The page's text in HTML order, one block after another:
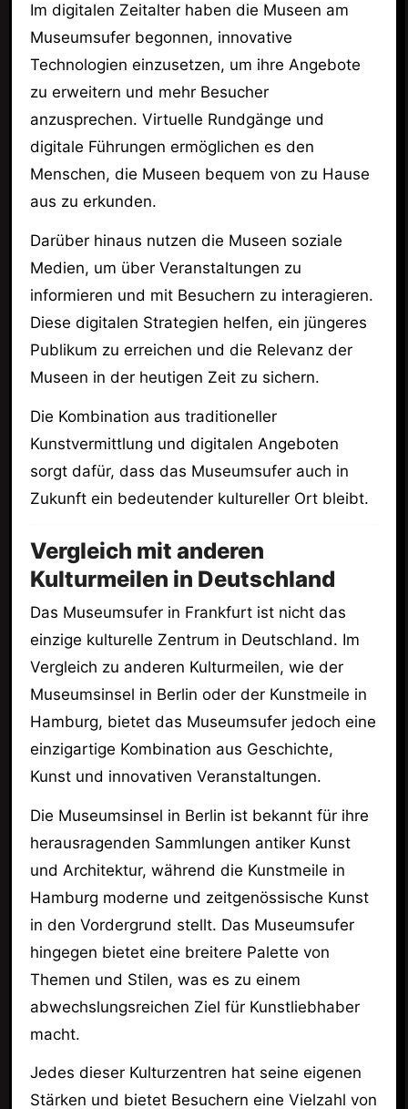
Im digitalen Zeitalter haben die Museen am
Museumsufer begonnen, innovative
Technologien einzusetzen, um ihre Angebote
zu erweitern und mehr Besucher
anzusprechen. Virtuelle Rundgänge und
digitale Führungen ermöglichen es den
Menschen, die Museen bequem von zu Hause
aus zu erkunden.
Darüber hinaus nutzen die Museen soziale
Medien, um über Veranstaltungen zu
informieren und mit Besuchern zu interagieren.
Diese digitalen Strategien helfen, ein jüngeres
Publikum zu erreichen und die Relevanz der
Museen in der heutigen Zeit zu sichern.
Die Kombination aus traditioneller
Kunstvermittlung und digitalen Angeboten
sorgt dafür, dass das Museumsufer auch in
Zukunft ein bedeutender kultureller Ort bleibt.
Vergleich mit anderen
Kulturmeilen in Deutschland
Das Museumsufer in Frankfurt ist nicht das
einzige kulturelle Zentrum in Deutschland. Im
Vergleich zu anderen Kulturmeilen, wie der
Museumsinsel in Berlin oder der Kunstmeile in
Hamburg, bietet das Museumsufer jedoch eine
einzigartige Kombination aus Geschichte,
Kunst und innovativen Veranstaltungen.
Die Museumsinsel in Berlin ist bekannt für ihre
herausragenden Sammlungen antiker Kunst
und Architektur, während die Kunstmeile in
Hamburg moderne und zeitgenössische Kunst
in den Vordergrund stellt. Das Museumsufer
hingegen bietet eine breitere Palette von
Themen und Stilen, was es zu einem
abwechslungsreichen Ziel für Kunstliebhaber
macht.
Jedes dieser Kulturzentren hat seine eigenen
Stärken und bietet Besuchern eine Vielzahl von